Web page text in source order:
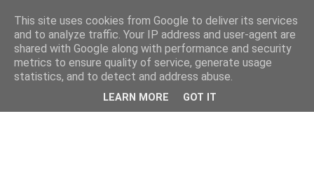
This site uses cookies from Google to deliver its services
and to analyze traffic. Your IP address and user-agent are
shared with Google along with performance and security
metrics to ensure quality of service, generate usage
statistics, and to detect and address abuse.
LEARN MORE GOT IT